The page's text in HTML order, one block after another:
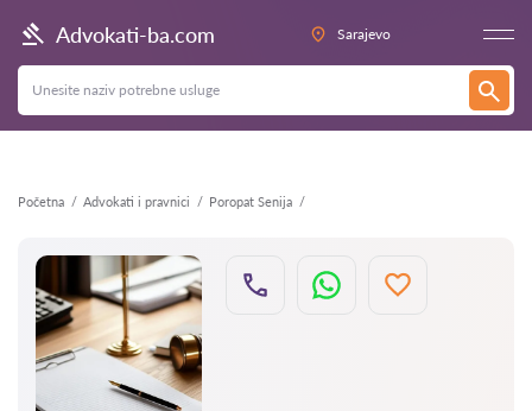
Advokati-ba.com Sarajevo
Početna Advokati i pravnici Poropat Senija
Nazad